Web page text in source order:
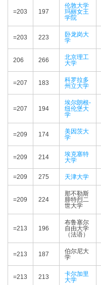
=203 197
伦敦大学
玛丽女王
学院
=203 223
卧龙岗大
学
206 266
北京理工
大学
=207 183
科罗拉多
州立大学
=207 194
埃尔朗根-
纽伦堡大
学
=209 174
美因茨大
学
=209 214
埃克塞特
大学
=209 275 天津大学
=209 224
那不勒斯
腓特烈二
世大学
=213 196
布鲁塞尔
自由大学
（法语）
=213 187
伯尔尼大
学
=213 213
卡尔加里
大学